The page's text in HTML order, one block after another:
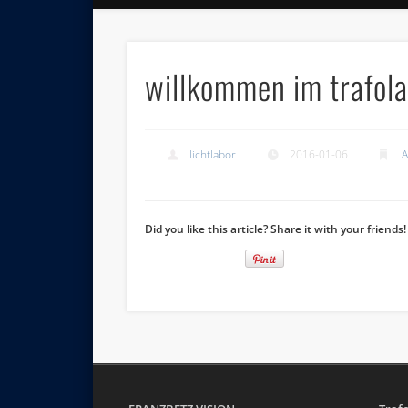
willkommen im
lichtlabor 2016-01-06
Did you like this article? Share it with your friends!